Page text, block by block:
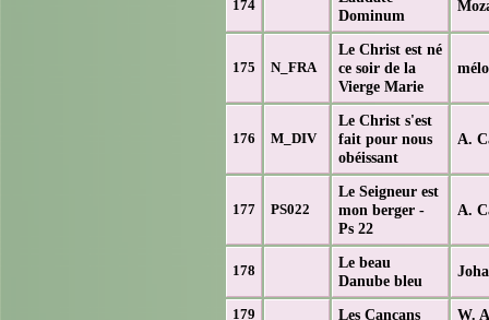
174
Dominum
175 N_FRA
Le Christ est né
ce soir de la
Vierge Marie
176 M_DIV
Le Christ s'est
fait pour nous
obéissant
A.
177 PS022
Le Seigneur est
mon berger -
Ps 22
A.
178
Le beau
Danube bleu
179 Les Cancans W.